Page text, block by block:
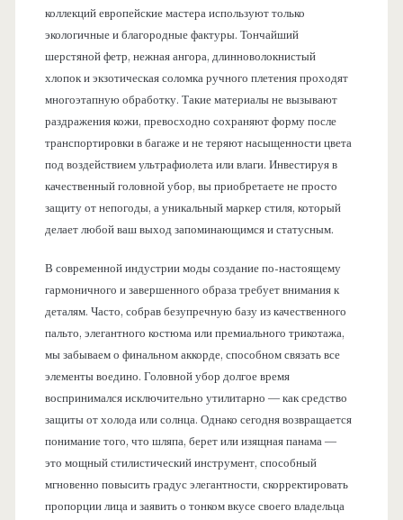
коллекций европейские мастера используют только
экологичные и благородные фактуры. Тончайший
шерстяной фетр, нежная ангора, длинноволокнистый
хлопок и экзотическая соломка ручного плетения проходят
многоэтапную обработку. Такие материалы не вызывают
раздражения кожи, превосходно сохраняют форму после
транспортировки в багаже и не теряют насыщенности цвета
под воздействием ультрафиолета или влаги. Инвестируя в
качественный головной убор, вы приобретаете не просто
защиту от непогоды, а уникальный маркер стиля, который
делает любой ваш выход запоминающимся и статусным.
В современной индустрии моды создание по-настоящему
гармоничного и завершенного образа требует внимания к
деталям. Часто, собрав безупречную базу из качественного
пальто, элегантного костюма или премиального трикотажа,
мы забываем о финальном аккорде, способном связать все
элементы воедино. Головной убор долгое время
воспринимался исключительно утилитарно — как средство
защиты от холода или солнца. Однако сегодня возвращается
понимание того, что шляпа, берет или изящная панама —
это мощный стилистический инструмент, способный
мгновенно повысить градус элегантности, скорректировать
пропорции лица и заявить о тонком вкусе своего владельца